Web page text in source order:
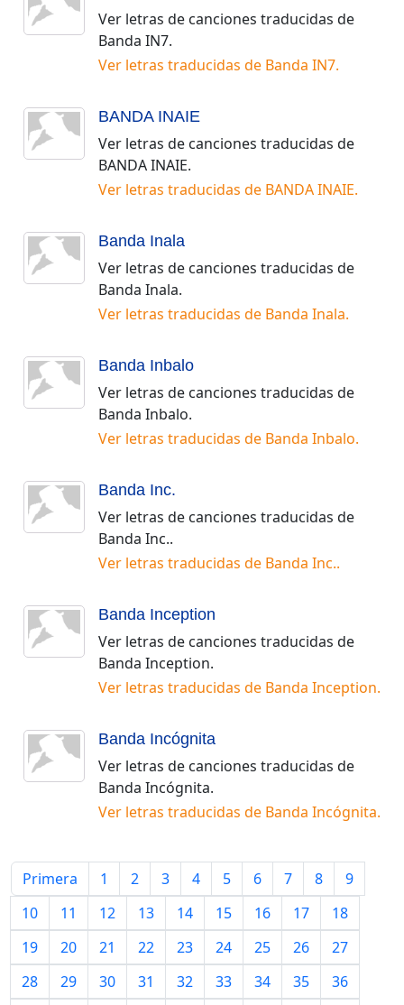
Ver letras de canciones traducidas de
Banda IN7.
Ver letras traducidas de Banda IN7.
BANDA INAIE
Ver letras de canciones traducidas de
BANDA INAIE.
Ver letras traducidas de BANDA INAIE.
Banda Inala
Ver letras de canciones traducidas de
Banda Inala.
Ver letras traducidas de Banda Inala.
Banda Inbalo
Ver letras de canciones traducidas de
Banda Inbalo.
Ver letras traducidas de Banda Inbalo.
Banda Inc.
Ver letras de canciones traducidas de
Banda Inc..
Ver letras traducidas de Banda Inc..
Banda Inception
Ver letras de canciones traducidas de
Banda Inception.
Ver letras traducidas de Banda Inception.
Banda Incógnita
Ver letras de canciones traducidas de
Banda Incógnita.
Ver letras traducidas de Banda Incógnita.
Primera 1 2 3 4 5 6 7 8
9
10
11 12 13 14 15 16 17
18
19
20 21 22 23 24 25 26
27
28
29 30 31 32 33 34 35
36